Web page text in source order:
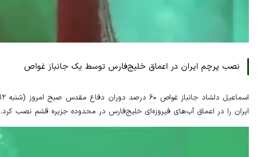
نصب پرچم ایران در اعماق خلیج‌فارس توسط یک جانباز غواص
ایران را در اعماق آب‌های فیروزه‌ای خلیج‌فارس در محدوده جزیره قشم نصب کرد.